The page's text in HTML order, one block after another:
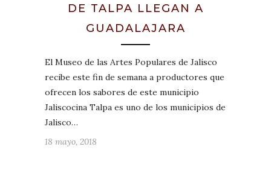
DE TALPA LLEGAN A
GUADALAJARA
El Museo de las Artes Populares de Jalisco
recibe este fin de semana a productores que
ofrecen los sabores de este municipio
Jaliscocina Talpa es uno de los municipios de
Jalisco…
18 mayo, 2018